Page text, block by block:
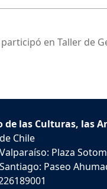
en Taller de
de las Culturas, las
Chile
Plaza
Paseo